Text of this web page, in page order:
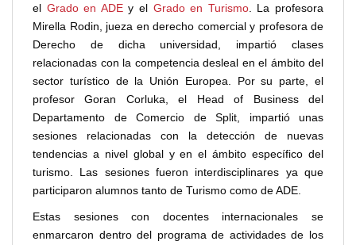
el Grado en ADEy el Grado en Turismo. La profesora
Mirella Rodin, jueza en derecho comercial y profesora de
Derecho de dicha universidad, impartió clases
relacionadas con la competencia desleal en el ámbito del
sector turístico de la Unión Europea. Por su parte, el
profesor Goran Corluka, el Head of Business del
Departamento de Comercio de Split, impartió unas
sesiones relacionadas con la detección de nuevas
tendencias a nivel global y en el ámbito específico del
turismo. Las sesiones fueron interdisciplinares ya que
participaron alumnos tanto de Turismo como de ADE.
Estas sesiones con docentes internacionales se
enmarcaron dentro del programa de actividades de los